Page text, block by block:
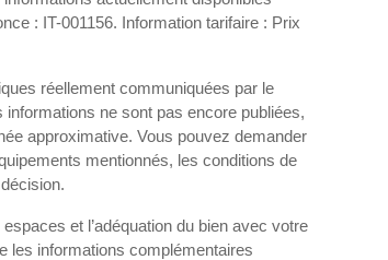
: IT-001156. Information tarifaire : Prix
réellement communiquées par le
ne sont pas encore publiées,
approximative. Vous pouvez demander
mentionnés, les conditions de
et l’adéquation du bien avec votre
les informations complémentaires